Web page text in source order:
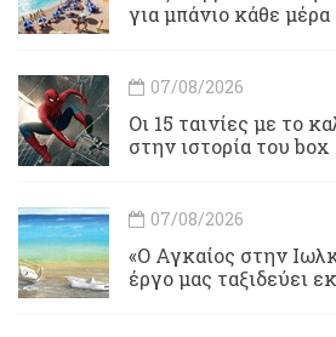
για μπάνιο κάθε
07/08/2026
Οι 15 ταινίες με το
στην ιστορία του
07/08/2026
«Ο Αγκαίος στην
έργο μας ταξιδεύει